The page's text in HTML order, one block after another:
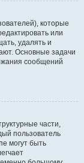
которые
или
удалять и
Основные задачи
сообщений
части,
пользователь
могут быть